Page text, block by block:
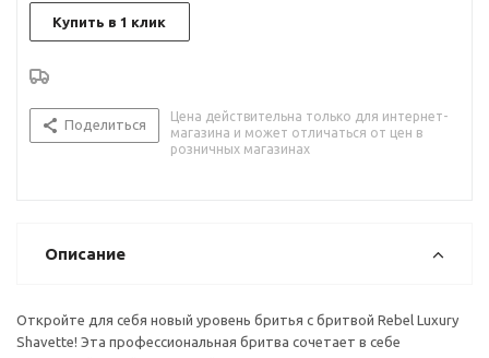
Купить в 1 клик
Поделиться
Цена действительна только для интернет-
магазина и может отличаться от цен в
розничных магазинах
Описание
Откройте для себя новый уровень бритья с бритвой Rebel Luxury
Shavette! Эта профессиональная бритва сочетает в себе